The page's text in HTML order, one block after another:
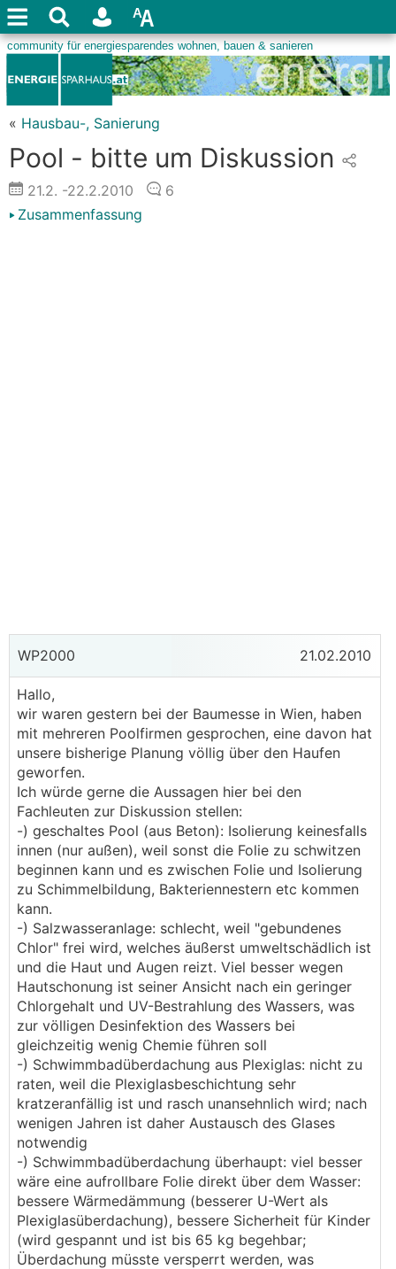
« Hausbau-, Sanierung
Pool - bitte um Diskussion
21.2. -22.2.2010
6
Zusammenfassung
WP2000 21.02.2010
Hallo,
wir waren gestern bei der Baumesse in Wien, haben
mit mehreren Poolfirmen gesprochen, eine davon hat
unsere bisherige Planung völlig über den Haufen
geworfen.
Ich würde gerne die Aussagen hier bei den
Fachleuten zur Diskussion stellen:
-) geschaltes Pool (aus Beton): Isolierung keinesfalls
innen (nur außen), weil sonst die Folie zu schwitzen
beginnen kann und es zwischen Folie und Isolierung
zu Schimmelbildung, Bakteriennestern etc kommen
kann.
-) Salzwasseranlage: schlecht, weil "gebundenes
Chlor" frei wird, welches äußerst umweltschädlich ist
und die Haut und Augen reizt. Viel besser wegen
Hautschonung ist seiner Ansicht nach ein geringer
Chlorgehalt und UV-Bestrahlung des Wassers, was
zur völligen Desinfektion des Wassers bei
gleichzeitig wenig Chemie führen soll
-) Schwimmbadüberdachung aus Plexiglas: nicht zu
raten, weil die Plexiglasbeschichtung sehr
kratzeranfällig ist und rasch unansehnlich wird; nach
wenigen Jahren ist daher Austausch des Glases
notwendig
-) Schwimmbadüberdachung überhaupt: viel besser
wäre eine aufrollbare Folie direkt über dem Wasser:
bessere Wärmedämmung (besserer U-Wert als
Plexiglasüberdachung), bessere Sicherheit für Kinder
(wird gespannt und ist bis 65 kg begehbar;
Überdachung müsste versperrt werden, was